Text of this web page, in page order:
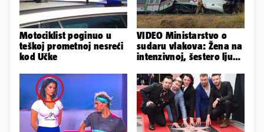
Motociklist poginuo u
teškoj prometnoj nesreći
kod Učke
VIDEO Ministarstvo o
sudaru vlakova: Žena na
intenzivnoj, šestero ljudi